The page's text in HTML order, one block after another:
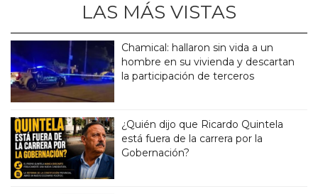
LAS MÁS VISTAS
Chamical: hallaron sin vida a un
hombre en su vivienda y descartan
la participación de terceros
¿Quién dijo que Ricardo Quintela
está fuera de la carrera por la
Gobernación?